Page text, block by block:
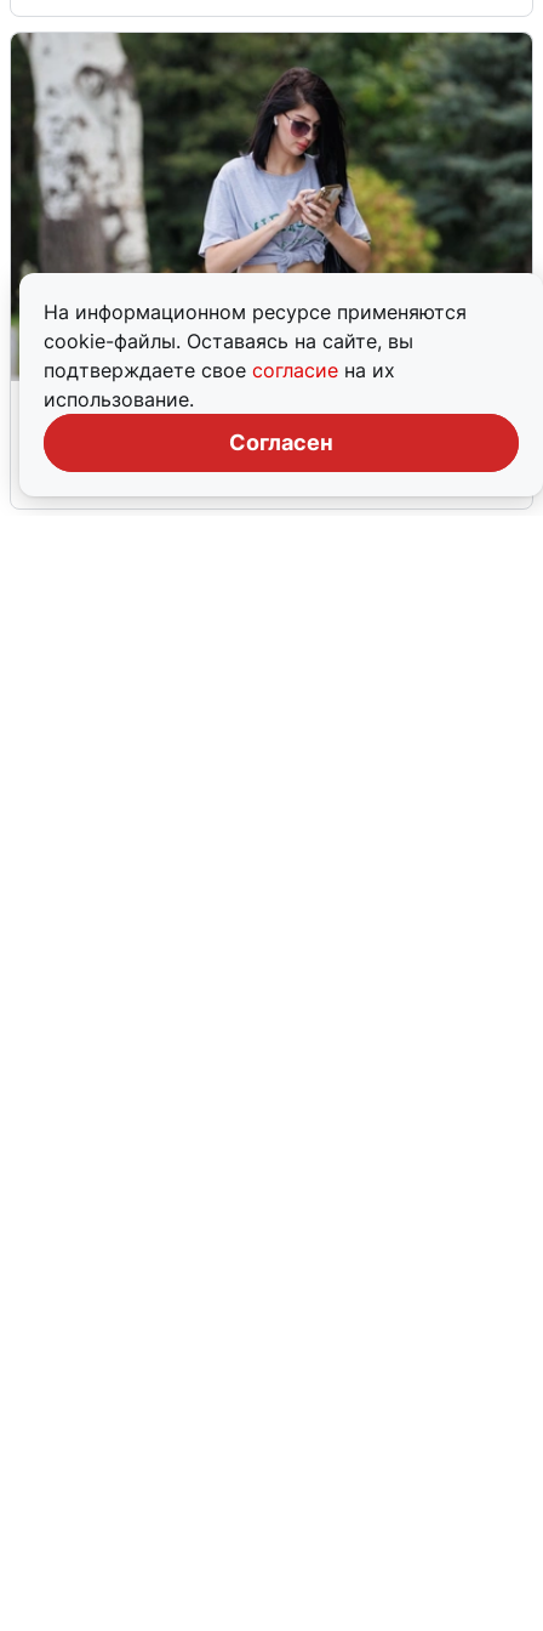
На информационном ресурсе применяются
cookie-файлы. Оставаясь на сайте, вы
подтверждаете свое согласие на их
использование.
Согласен
Волгоградцы остались без
мобильного интернета
6 августа 0